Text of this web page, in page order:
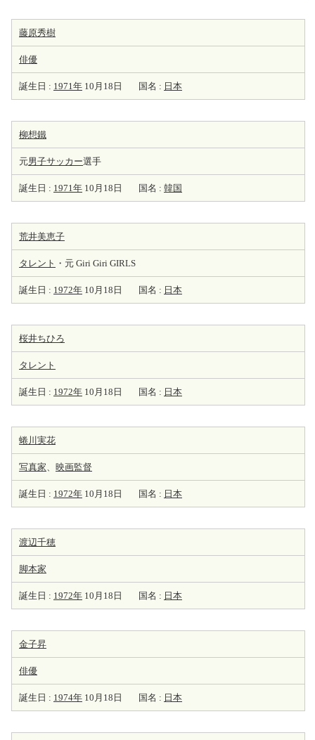
藤原秀樹
俳優
誕生日 : 1971年 10月18日 国名 : 日本
柳想鐵
元男子サッカー選手
誕生日 : 1971年 10月18日 国名 : 韓国
荒井美恵子
タレント ・元 Giri Giri GIRLS
誕生日 : 1972年 10月18日 国名 : 日本
桜井ちひろ
タレント
誕生日 : 1972年 10月18日 国名 : 日本
蜷川実花
写真家、 映画監督
誕生日 : 1972年 10月18日 国名 : 日本
渡辺千穂
脚本家
誕生日 : 1972年 10月18日 国名 : 日本
金子昇
俳優
誕生日 : 1974年 10月18日 国名 : 日本